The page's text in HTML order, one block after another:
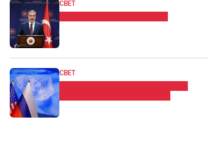
СВЕТ
СВЕТ
Русија бара седница на Советот за
безбедност на ОН за Украина